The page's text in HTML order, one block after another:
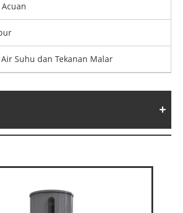
Suhu dan Tekanan Malar